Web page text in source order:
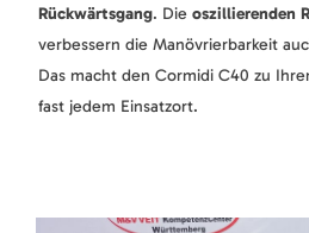
Rückwärtsgang. Die oszillierenden
verbessern die Manövrierbarkeit
Das macht den Cormidi C40 zu
fast jedem Einsatzort.